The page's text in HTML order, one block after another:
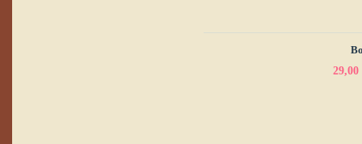
29,00